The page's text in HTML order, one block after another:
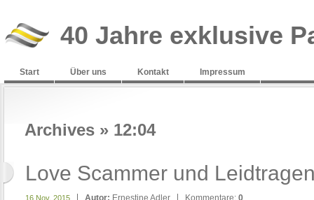
40 Jahre exklusive
Start Über uns Kontakt Impressum
Archives » 12:04
Love Scammer und
16 Nov. 2015 Autor: Ernestine Adler Kommentare: 0